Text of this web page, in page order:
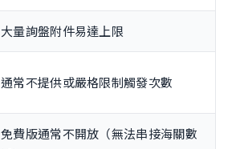
大量詢盤附件易達上限
通常不提供或嚴格限制觸發次數
免費版通常不開放（無法串接海關數